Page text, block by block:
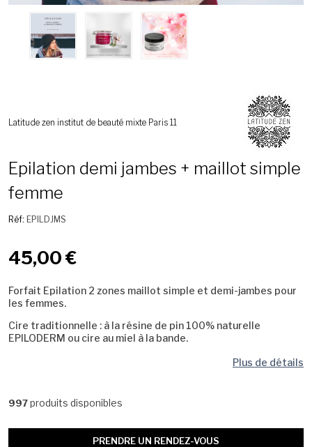
Latitude zen institut de beauté mixte Paris 11
Epilation demi jambes + maillot simple
femme
Réf: EPILDJMS
45,00 €
Forfait Epilation 2 zones maillot simple et demi-jambes pour
les femmes.
Cire traditionnelle : à la résine de pin 100% naturelle
EPILODERM ou cire au miel à la bande.
Plus de détails
997produits disponibles
PRENDRE UN RENDEZ-VOUS